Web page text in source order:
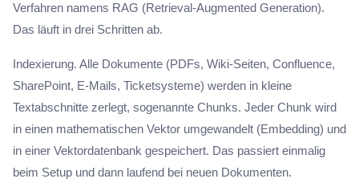
Verfahren namens RAG (Retrieval-Augmented Generation).
Das läuft in drei Schritten ab.
Indexierung. Alle Dokumente (PDFs, Wiki-Seiten, Confluence,
SharePoint, E-Mails, Ticketsysteme) werden in kleine
Textabschnitte zerlegt, sogenannte Chunks. Jeder Chunk wird
in einen mathematischen Vektor umgewandelt (Embedding) und
in einer Vektordatenbank gespeichert. Das passiert einmalig
beim Setup und dann laufend bei neuen Dokumenten.